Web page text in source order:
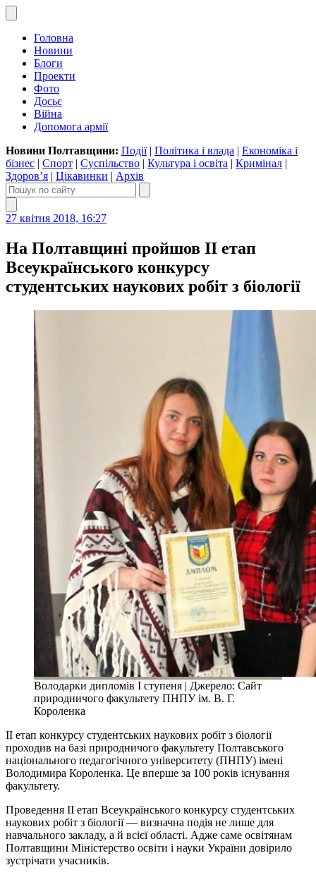
Головна
Новини
Блоги
Проекти
Фото
Досьє
Війна
Допомога армії
Новини Полтавщини: Події| Політика і влада | Економіка і
бізнес | Спорт | Суспільство | Культура і освіта | Кримінал |
Здоров’я | Цікавинки | Архів
27 квітня 2018, 16:27
На Полтавщині пройшов II етап
Всеукраїнського конкурсу
студентських наукових робіт з біології
Володарки дипломів I ступеня | Джерело: Сайт
природничого факультету ПНПУ ім. В. Г.
Короленка
II етап конкурсу студентських наукових робіт з біології
проходив на базі природничого факультету Полтавського
національного педагогічного університету (ПНПУ) імені
Володимира Короленка. Це вперше за 100 років існування
факультету.
Проведення II етап Всеукраїнського конкурсу студентських
наукових робіт з біології — визначна подія не лише для
навчального закладу, а й всієї області. Адже саме освітянам
Полтавщини Міністерство освіти і науки України довірило
зустрічати учасників.